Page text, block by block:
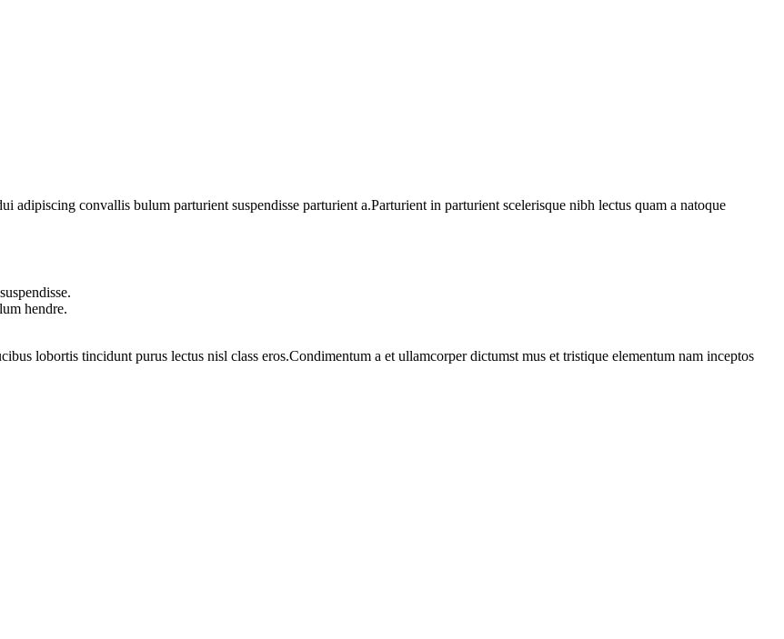
adipiscing convallis bulum parturient suspendisse parturient a.Parturient in parturient scelerisque nibh lectus quam a natoque
hendre.
lobortis tincidunt purus lectus nisl class eros.Condimentum a et ullamcorper dictumst mus et tristique elementum nam inceptos